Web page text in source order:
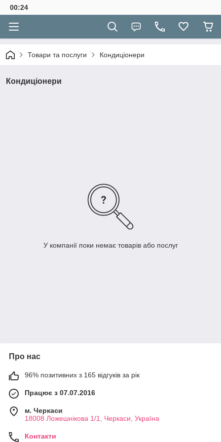
00:24
Товари та послуги Кондиціонери
Кондиціонери
У компанії поки немає товарів або послуг
Про нас
96% позитивних з 165 відгуків за рік
Працює з 07.07.2016
м. Черкаси
18008 Ложешнікова 1/1, Черкаси, Україна
Контакти